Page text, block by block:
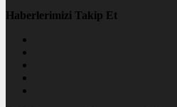
Haberlerimizi Takip Et